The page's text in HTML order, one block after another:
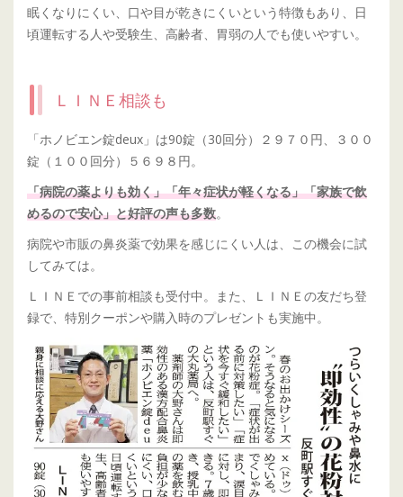
眠くなりにくい、口や目が乾きにくいという特徴もあり、日
頃運転する人や受験生、高齢者、胃弱の人でも使いやすい。
ＬＩＮＥ相談も
「ホノビエン錠deux」は90錠（30回分）２９７０円、３００
錠（１００回分）５６９８円。
「病院の薬よりも効く」「年々症状が軽くなる」「家族で飲
めるので安心」と好評の声も多数。
病院や市販の鼻炎薬で効果を感じにくい人は、この機会に試
してみては。
ＬＩＮＥでの事前相談も受付中。また、ＬＩＮＥの友だち登
録で、特別クーポンや購入時のプレゼントも実施中。